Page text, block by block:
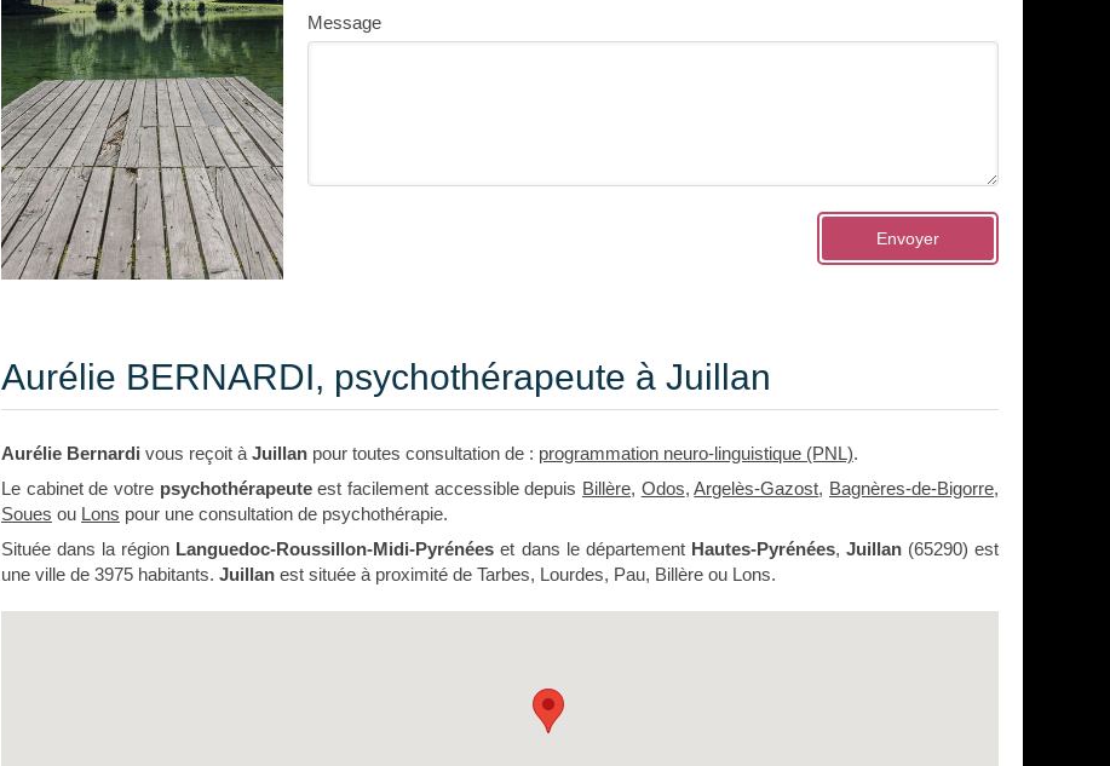
Message
Envoyer
Aurélie BERNARDI, psychothérapeute à Juillan
Aurélie Bernardi vous reçoit à Juillan pour toutes consultation de : programmation neuro-linguistique (PNL).
Le cabinet de votre psychothérapeuteest facilement accessible depuis Billère, Odos,Argelès-Gazost, Bagnères-de-Bigorre,
Soues ou Lons pour une consultation de psychothérapie.
Située dans la région Languedoc-Roussillon-Midi-Pyrénées et dans le département Hautes-Pyrénées, Juillan(65290) est
une ville de 3975 habitants. Juillan est située à proximité de Tarbes, Lourdes, Pau, Billère ou Lons.